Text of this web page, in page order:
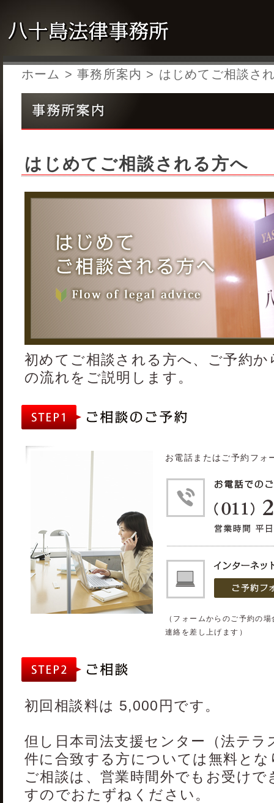
ホーム >事務所案内 > はじめてご相談さ
はじめてご相談される方へ
初めてご相談される方へ、ご予約
の流れをご説明します。
お電話またはご予約フォ
（フォームからのご予約の
連絡を差し上げます）
初回相談料は 5,000円です。
但し日本司法支援センター（法テラ
件に合致する方については無料とな
ご相談は、営業時間外でもお受け
すのでおたずねください。